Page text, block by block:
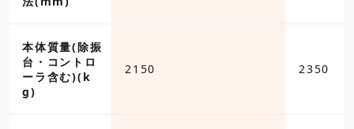
本体質量(除振
台・コントロ
ーラ含む)(k
g)
2150 2350